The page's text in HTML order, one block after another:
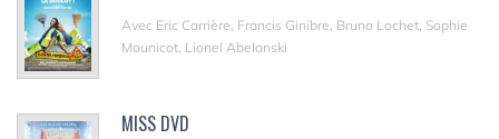
Avec Eric Carrière, Francis Ginibre, Bruno Lochet, Sophie
Mounicot, Lionel Abelanski
MISS DVD